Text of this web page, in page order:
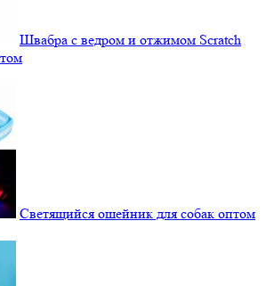
Швабра с ведром и отжимом Scratch
Светящийся ошейник для собак оптом